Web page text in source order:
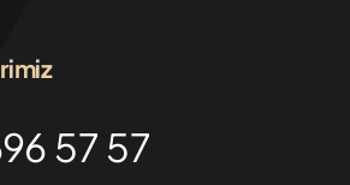
57 57